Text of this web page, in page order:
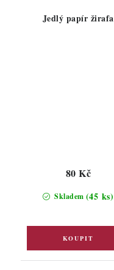
Jedlý papír žirafa
Skladem (45 ks)
80 Kč